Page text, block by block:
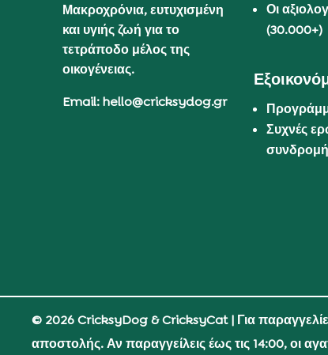
Μακροχρόνια, ευτυχισμένη
και υγιής ζωή για το
τετράποδο μέλος της
οικογένειας.
Email: hello@cricksydog.gr
Οι
(30.000+)
Συχνές
© 2026 CricksyDog & CricksyCat| Για
αποστολής. Αν παραγγείλεις έως τις 14:00, οι